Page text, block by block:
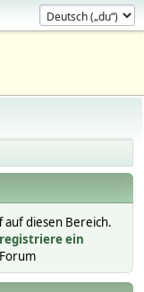
diesen Bereich.
registriere ein